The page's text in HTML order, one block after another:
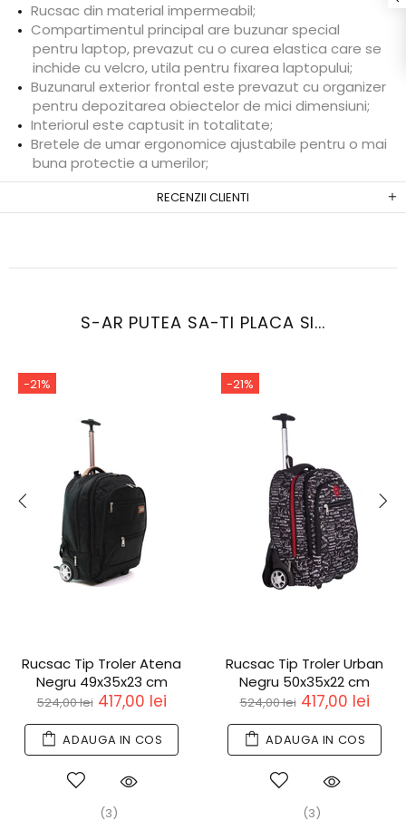
Rucsac din material impermeabil;
Compartimentul principal are buzunar special
pentru laptop, prevazut cu o curea elastica care se
inchide cu velcro, utila pentru fixarea laptopului;
Buzunarul exterior frontal este prevazut cu organizer
pentru depozitarea obiectelor de mici dimensiuni;
Interiorul este captusit in totalitate;
Bretele de umar ergonomice ajustabile pentru o mai
buna protectie a umerilor;
RECENZII CLIENTI
S-AR PUTEA SA-TI PLACA SI...
-21%
Rucsac Tip Troler Atena
Negru 49x35x23 cm
524,00 lei 417,00 lei
ADAUGA IN COS
(3)
-21%
Rucsac Tip Troler Urban
Negru 50x35x22 cm
524,00 lei 417,00 lei
ADAUGA IN COS
(3)